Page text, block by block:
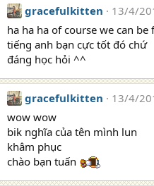
gracefulkitten
13/4/
ha ha ha of course we can
tiếng anh bạn cực tốt đó chứ
đáng học hỏi ^^
gracefulkitten
13/4/
wow wow
bik nghĩa của tên mình lun
khâm phục
chào bạn tuấn